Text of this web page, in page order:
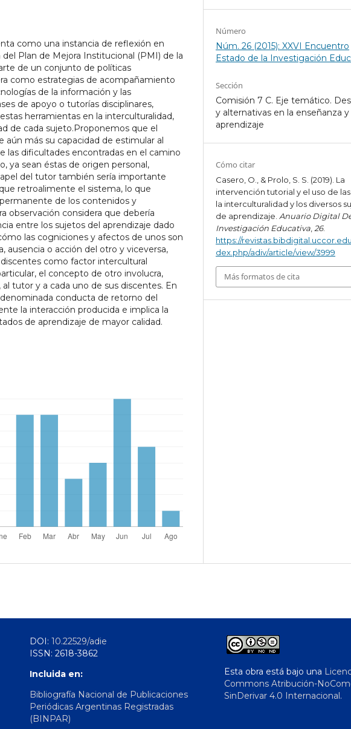
como una instancia de reflexión en
Plan de Mejora Institucional (PMI) de la
de un conjunto de políticas
como estrategias de acompañamiento
de la información y las
de apoyo o tutorías disciplinares,
herramientas en la interculturalidad,
de cada sujeto.Proponemos que el
más su capacidad de estimular al
las dificultades encontradas en el camino
ya sean éstas de origen personal,
del tutor también sería importante
retroalimente el sistema, lo que
de los contenidos y
observación considera que debería
entre los sujetos del aprendizaje dado
las cogniciones y afectos de unos son
ausencia o acción del otro y viceversa,
como factor intercultural
el concepto de otro involucra,
tutor y a cada uno de sus discentes. En
conducta de retorno del
la interacción producida e implica la
de aprendizaje de mayor calidad.
Número
Núm. 26 (2015): XXVI Encuentro
Estado de la Investigación
Sección
Comisión 7 C. Eje temático.
y alternativas en la enseñanza y
aprendizaje
Cómo citar
Casero, O., & Prolo, S. S. (2019). La
intervención tutorial y el uso de las
la interculturalidad y los diversos
de aprendizaje. Anuario Digital
Investigación Educativa 26.
https://
dex.php/adiv/article/view/3999
Más formatos de cita
DOI: 10.22529/adie
ISSN: 2618-3862
Incluida en:
Bibliografía Nacional de Publicaciones
Periódicas Argentinas Registradas
(BINPAR)
Esta obra está bajo una
Commons Atribución-
SinDerivar 4.0 Internacional.